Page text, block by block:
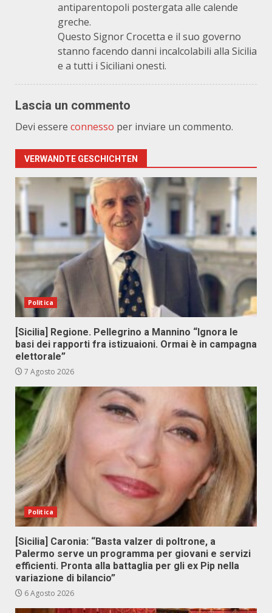
antiparentopoli postergata alle calende
greche.
Questo Signor Crocetta e il suo governo
stanno facendo danni incalcolabili alla Sicilia
e a tutti i Siciliani onesti.
Lascia un commento
Devi essere connesso per inviare un commento.
VERWANDTE GESCHICHTEN
Politica
[Sicilia] Regione. Pellegrino a Mannino “Ignora le
basi dei rapporti fra istizuaioni. Ormai è in campagna
elettorale”
7 Agosto 2026
Politica
[Sicilia] Caronia: “Basta valzer di poltrone, a
Palermo serve un programma per giovani e servizi
efficienti. Pronta alla battaglia per gli ex Pip nella
variazione di bilancio”
6 Agosto 2026